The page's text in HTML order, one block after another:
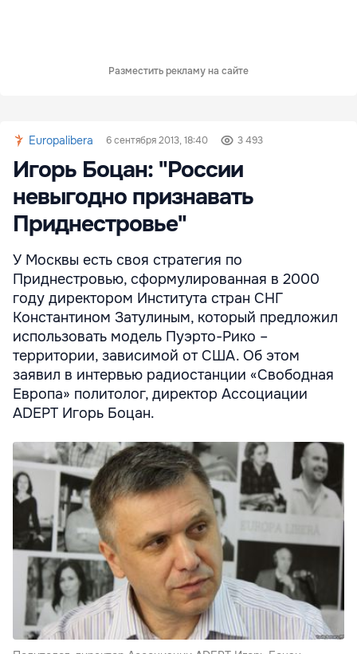
Разместить рекламу на сайте
Europalibera 6 сентября 2013, 18:40 3 493
Игорь Боцан: "России
невыгодно признавать
Приднестровье"
У Москвы есть своя стратегия по
Приднестровью, сформулированная в 2000
году директором Института стран СНГ
Константином Затулиным, который предложил
использовать модель Пуэрто-Рико –
территории, зависимой от США. Об этом
заявил в интервью радиостанции «Свободная
Европа» политолог, директор Ассоциации
ADEPT Игорь Боцан.